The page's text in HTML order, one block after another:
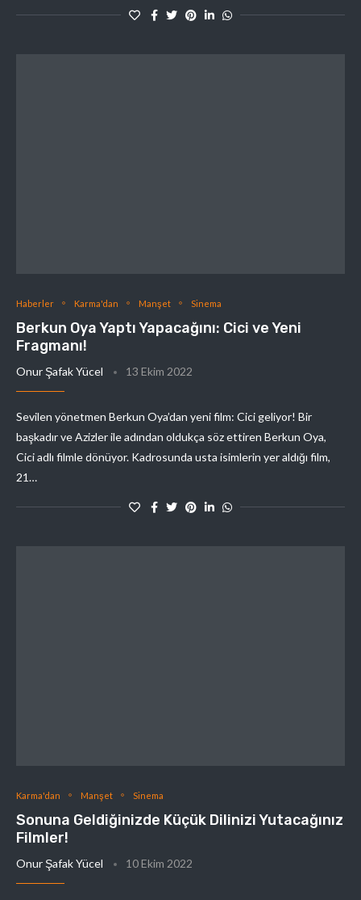
Haberler Karma'dan Manşet Sinema
Berkun Oya Yaptı Yapacağını: Cici ve Yeni
Fragmanı!
Onur Şafak Yücel 13 Ekim 2022
Sevilen yönetmen Berkun Oya’dan yeni film: Cici geliyor! Bir
başkadır ve Azizler ile adından oldukça söz ettiren Berkun Oya,
Cici adlı filmle dönüyor. Kadrosunda usta isimlerin yer aldığı film,
21…
Karma'dan Manşet Sinema
Sonuna Geldiğinizde Küçük Dilinizi Yutacağınız
Filmler!
Onur Şafak Yücel 10 Ekim 2022